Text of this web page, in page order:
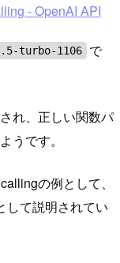
- OpenAI API
turbo-1106
で
れ、正しい関数パ
うです。
の例として、
して説明されてい